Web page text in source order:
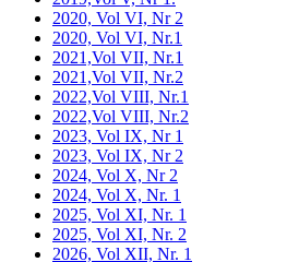
2020, Vol VI, Nr 2
2020, Vol VI, Nr.1
2021,Vol VII, Nr.1
2021,Vol VII, Nr.2
2022,Vol VIII, Nr.1
2022,Vol VIII, Nr.2
2023, Vol IX, Nr 1
2023, Vol IX, Nr 2
2024, Vol X, Nr 2
2024, Vol X, Nr. 1
2025, Vol XI, Nr. 1
2025, Vol XI, Nr. 2
2026, Vol XII, Nr. 1